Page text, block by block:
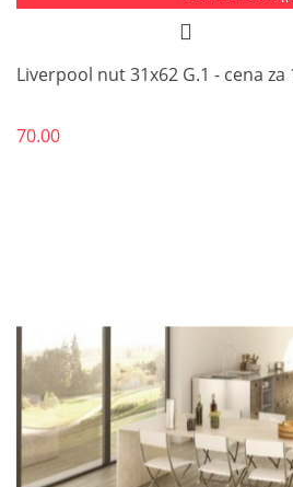
Liverpool nut 31x62 G.1 - cena za
70.00